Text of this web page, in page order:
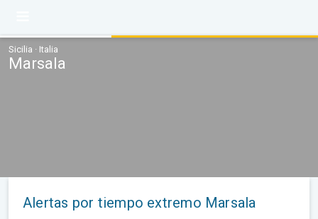
Sicilia · Italia
Marsala
Alertas por tiempo extremo Marsala